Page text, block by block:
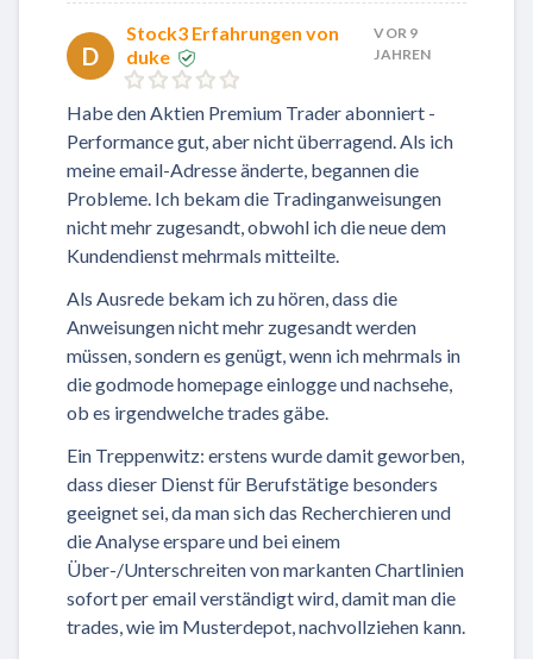
D
Stock3 Erfahrungen von
duke
VOR 9
JAHREN
Habe den Aktien Premium Trader abonniert -
Performance gut, aber nicht überragend. Als ich
meine email-Adresse änderte, begannen die
Probleme. Ich bekam die Tradinganweisungen
nicht mehr zugesandt, obwohl ich die neue dem
Kundendienst mehrmals mitteilte.
Als Ausrede bekam ich zu hören, dass die
Anweisungen nicht mehr zugesandt werden
müssen, sondern es genügt, wenn ich mehrmals in
die godmode homepage einlogge und nachsehe,
ob es irgendwelche trades gäbe.
Ein Treppenwitz: erstens wurde damit geworben,
dass dieser Dienst für Berufstätige besonders
geeignet sei, da man sich das Recherchieren und
die Analyse erspare und bei einem
Über-/Unterschreiten von markanten Chartlinien
sofort per email verständigt wird, damit man die
trades, wie im Musterdepot, nachvollziehen kann.